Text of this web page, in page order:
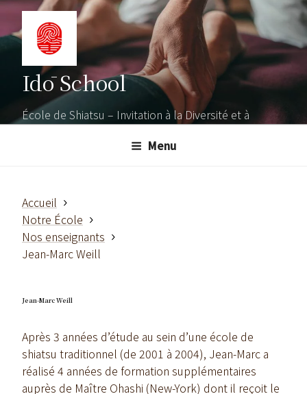
Aller
contenu
Idō School
École de Shiatsu – Invitation à la Diversité et à
Menu
Accueil
Notre École
Nos enseignants
Jean-Marc Weill
Jean-Marc Weill
Après 3 années d’étude au sein d’une école de
shiatsu traditionnel (de 2001 à 2004), Jean-Marc a
réalisé 4 années de formation supplémentaires
auprès de Maître Ohashi (New-York) dont il reçoit le